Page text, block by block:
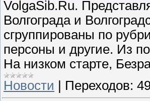
VolgaSib.Ru.
Волгограда и
cгруппированы по
персоны и другие. Из
На низком старте,
Новости
Переходов: